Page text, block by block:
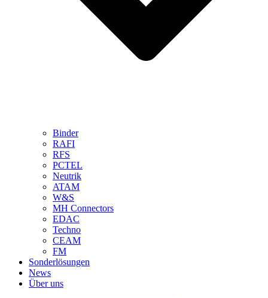
Binder
RAFI
RFS
PCTEL
Neutrik
ATAM
W&S
MH Connectors
EDAC
Techno
CEAM
FM
Sonderlösungen
News
Über uns